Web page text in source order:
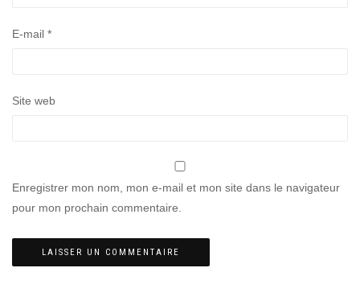
E-mail *
Site web
Enregistrer mon nom, mon e-mail et mon site dans le navigateur
pour mon prochain commentaire.